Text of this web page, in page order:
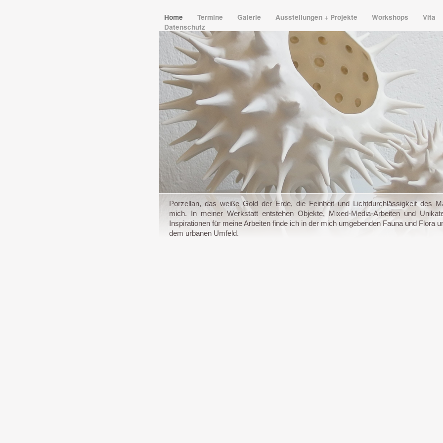
Home Termine Galerie Ausstellungen + Projekte Workshops
Vita
Datenschutz
Porzellan, das weiße Gold der Erde, die Feinheit und Lichtdurchlässigkeit des
mich. In meiner Werkstatt entstehen Objekte, Mixed-Media-Arbeiten und
Inspirationen für meine Arbeiten finde ich in der mich umgebenden Fauna und Flora
dem urbanen Umfeld.